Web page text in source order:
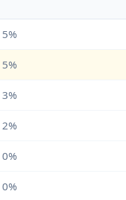
5%
5%
3%
2%
0%
0%